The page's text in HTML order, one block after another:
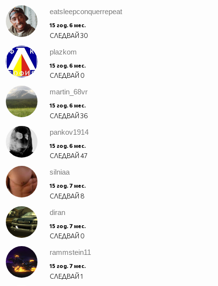
eatsleepconquerrepeat
15 год. 6 мес.
СЛЕДВАЙ30
plazkom
15 год. 6 мес.
СЛЕДВАЙ 0
martin_68vr
15 год. 6 мес.
СЛЕДВАЙ36
pankov1914
15 год. 6 мес.
СЛЕДВАЙ47
silniaa
15 год. 7 мес.
СЛЕДВАЙ 8
diran
15 год. 7 мес.
СЛЕДВАЙ 0
rammstein11
15 год. 7 мес.
СЛЕДВАЙ1